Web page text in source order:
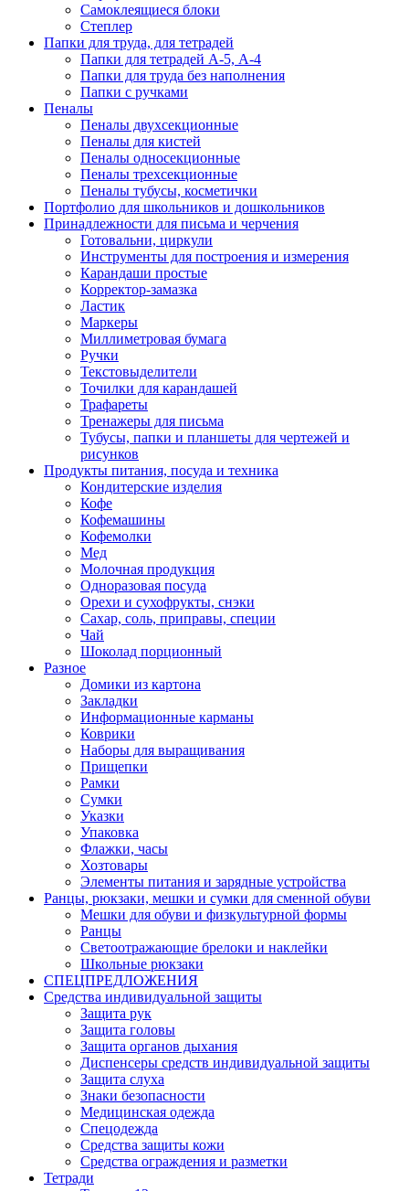
Самоклеящиеся блоки
Степлер
Папки для труда, для тетрадей
Папки для тетрадей А-5, А-4
Папки для труда без наполнения
Папки с ручками
Пеналы
Пеналы двухсекционные
Пеналы для кистей
Пеналы односекционные
Пеналы трехсекционные
Пеналы тубусы, косметички
Портфолио для школьников и дошкольников
Принадлежности для письма и черчения
Готовальни, циркули
Инструменты для построения и измерения
Карандаши простые
Корректор-замазка
Ластик
Маркеры
Миллиметровая бумага
Ручки
Текстовыделители
Точилки для карандашей
Трафареты
Тренажеры для письма
Тубусы, папки и планшеты для чертежей и
рисунков
Продукты питания, посуда и техника
Кондитерские изделия
Кофе
Кофемашины
Кофемолки
Мед
Молочная продукция
Одноразовая посуда
Орехи и сухофрукты, снэки
Сахар, соль, приправы, специи
Чай
Шоколад порционный
Разное
Домики из картона
Закладки
Информационные карманы
Коврики
Наборы для выращивания
Прищепки
Рамки
Сумки
Указки
Упаковка
Флажки, часы
Хозтовары
Элементы питания и зарядные устройства
Ранцы, рюкзаки, мешки и сумки для сменной обуви
Мешки для обуви и физкультурной формы
Ранцы
Светоотражающие брелоки и наклейки
Школьные рюкзаки
СПЕЦПРЕДЛОЖЕНИЯ
Средства индивидуальной защиты
Защита рук
Защита головы
Защита органов дыхания
Диспенсеры средств индивидуальной защиты
Защита слуха
Знаки безопасности
Медицинская одежда
Спецодежда
Средства защиты кожи
Средства ограждения и разметки
Тетради